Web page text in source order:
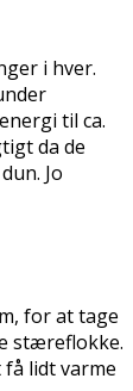
i hver.
til ca.
da de
Jo
for at tage
stæreflokke.
lidt varme